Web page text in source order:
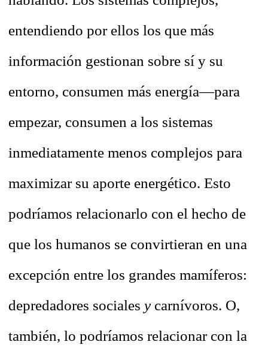
entendiendo por ellos los que más
información gestionan sobre sí y su
entorno, consumen más energía—para
empezar, consumen a los sistemas
inmediatamente menos complejos para
maximizar su aporte energético. Esto
podríamos relacionarlo con el hecho de
que los humanos se convirtieran en una
excepción entre los grandes mamíferos:
depredadores sociales y carnívoros. O,
también, lo podríamos relacionar con la